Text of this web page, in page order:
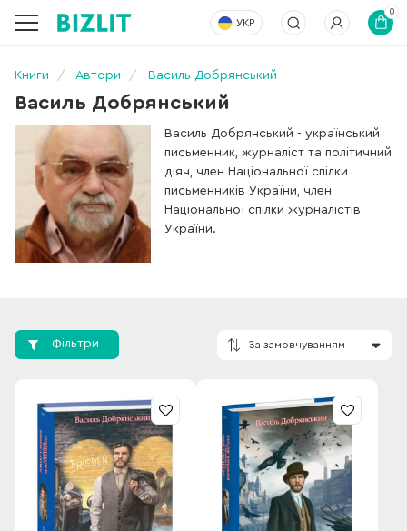
УКР
0
Книги Автори Василь Добрянський
Василь Добрянський
Василь Добрянський - український
письменник, журналіст та політичний
діяч, член Національної спілки
письменників України, член
Національної спілки журналістів
України.
Фільтри
За